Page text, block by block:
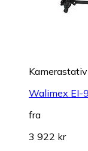
Kamerastativ
Walimex EI-
fra
3 922 kr